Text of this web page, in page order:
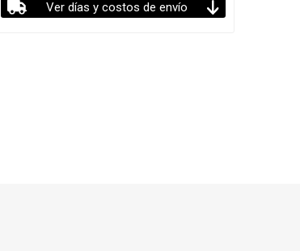
Ver días y costos de envío